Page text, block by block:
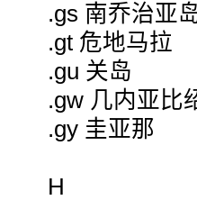
.gs 南乔治亚岛
.gt 危地马拉
.gu 关岛
.gw 几内亚比
.gy 圭亚那
H